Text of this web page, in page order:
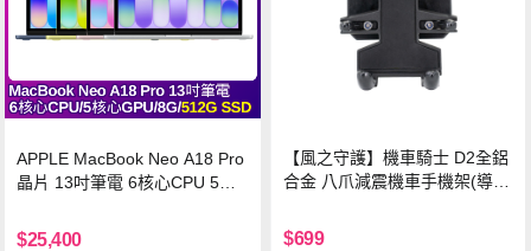
APPLE MacBook Neo A18 Pro
晶片 13吋筆電 6核心CPU 5核
$25,400
【風之守護】機車騎士 D2全鋁
合金 八爪減震機車手機架(導航
族)
$699